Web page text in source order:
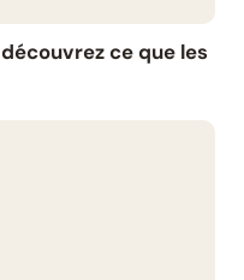
ce que les